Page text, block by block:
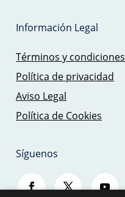
Información Legal
Términos y condiciones
Política de privacidad
Aviso Legal
Política de Cookies
Síguenos